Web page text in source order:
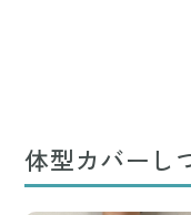
体型カバーし